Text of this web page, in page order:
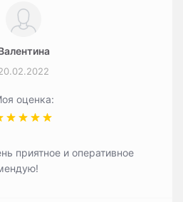
оценка:
приятное и оперативное